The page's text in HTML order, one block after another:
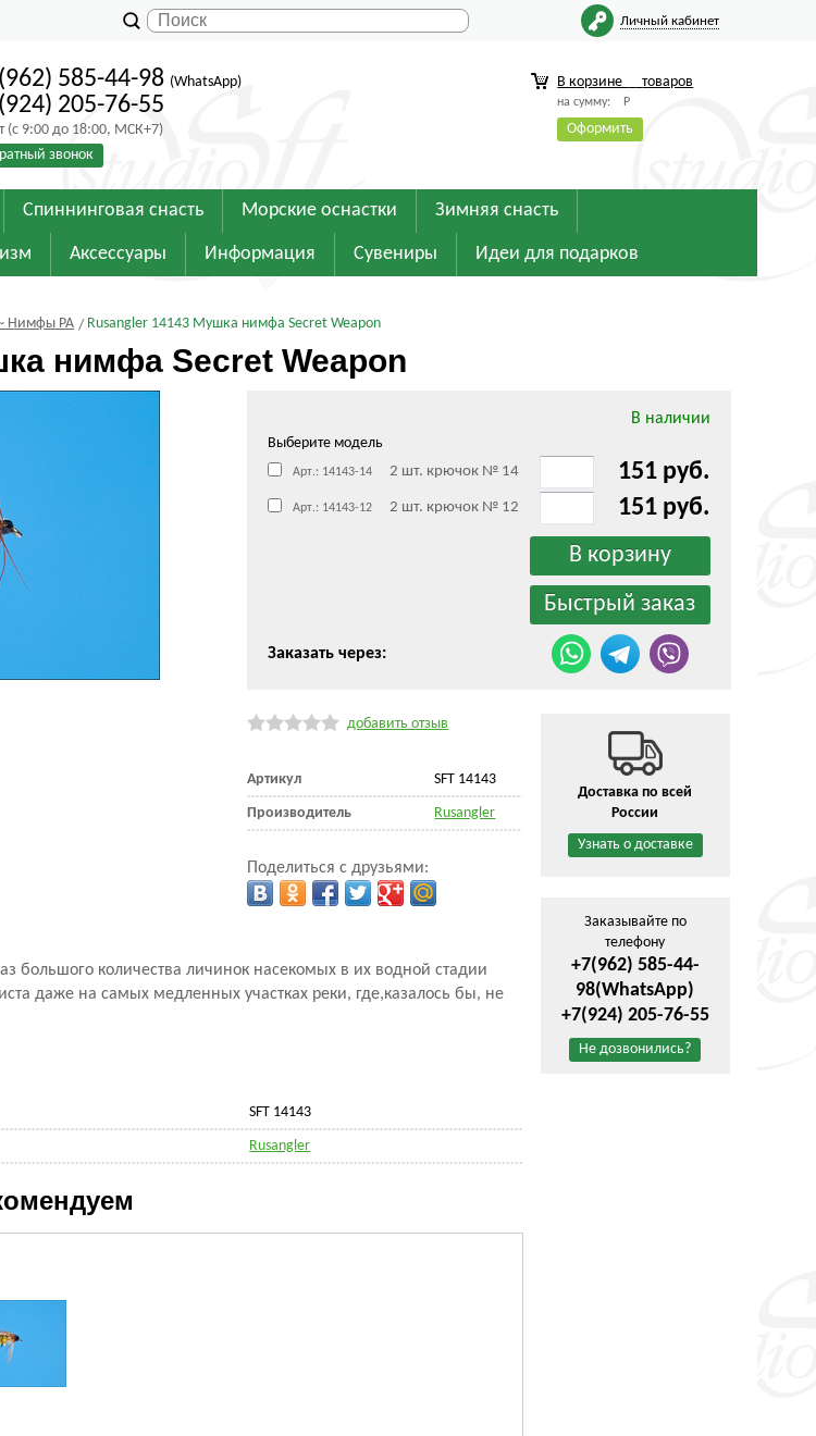
Личный кабинет
585-44-98 (WhatsApp)
205-76-55
(с 9:00 до 18:00, МСК+7)
звонок
В корзине товаров
на сумму: Р
Оформить
Спиннинговая снасть Морские оснастки Зимняя снасть
Аксессуары Информация Сувениры Идеи для подарков
Нимфы РА Rusangler 14143 Мушка нимфа Secret Weapon
нимфа Secret Weapon
В наличии
Выберите модель
Арт.: 14143-14 2 шт. крючок № 14 151 руб.
Арт.: 14143-12 2 шт. крючок № 12 151 руб.
Заказать через:
добавить отзыв
Артикул SFT 14143
Производитель Rusangler
Поделиться с друзьями:
большого количества личинок насекомых в их водной стадии
даже на самых медленных участках реки, где,казалось бы, не
SFT 14143
Rusangler
Доставка по всей
России
Узнать о доставке
Заказывайте по
телефону
+7(962) 585-44-
98(WhatsApp)
+7(924) 205-76-55
Не дозвонились?